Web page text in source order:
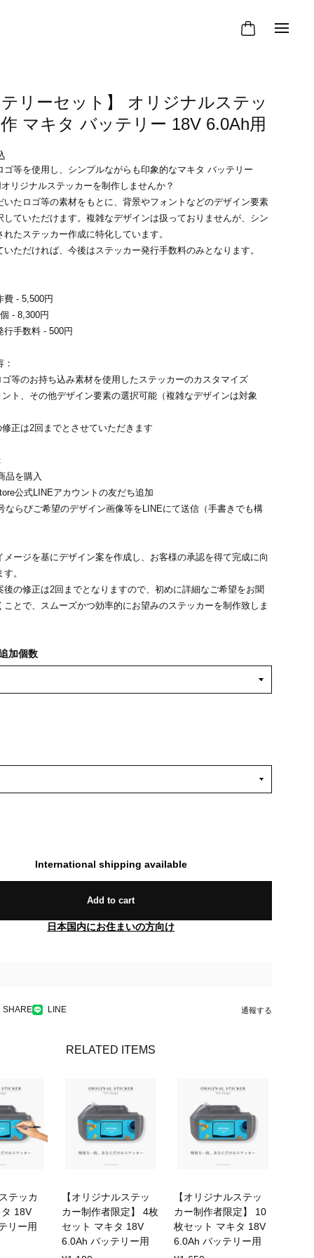
テリーセット】 オリジナルステッ
マキタ バッテリー 18V 6.0Ah用
ゴ等を使用し、シンプルながらも印象的なマキタ バッテリー
リジナルステッカーを制作しませんか？
いたロゴ等の素材をもとに、背景やフォントなどのデザイン要素
していただけます。複雑なデザインは扱っておりませんが、シン
れたステッカー作成に特化しています。
いただければ、今後はステッカー発行手数料のみとなります。
費 - 5,500円
- 8,300円
行手数料 - 500円
等のお持ち込み素材を使用したステッカーのカスタマイズ
ト、その他デザイン要素の選択可能（複雑なデザインは対象
正は2回までとさせていただきます
品を購入
公式LINEアカウントの友だち追加
ならびご希望のデザイン画像等をLINEにて送信（手書きでも構
メージを基にデザイン案を作成し、お客様の承認を得て完成に向
。
後の修正は2回までとなりますので、初めに詳細なご希望をお聞
ことで、スムーズかつ効率的にお望みのステッカーを制作致しま
加個数
International shipping available
Add to cart
日本国内にお住まいの方向け
SHARE LINE 通報する
RELATED ITEMS
テッカ
18V
リー用
【オリジナルステッ
カー制作者限定】 4枚
セット マキタ 18V
6.0Ah バッテリー用
【オリジナルステッ
カー制作者限定】 10
枚セット マキタ 18V
6.0Ah バッテリー用